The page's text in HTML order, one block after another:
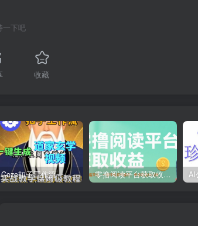
一下吧
收藏
Coze扣子工作流一键生成道家玄学短视频，实战保姆级教程 零撸阅读平台获取收益，最新无门槛平台，一部手机即可操作，单日收益50-3张【揭秘】